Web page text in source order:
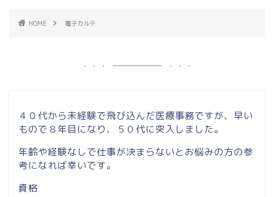
HOME 電子カルテ
４０代から未経験で飛び込んだ医療事務ですが、早い
もので８年目になり、５０代に突入しました。
年齢や経験なしで仕事が決まらないとお悩みの方の参
考になれば幸いです。
資格